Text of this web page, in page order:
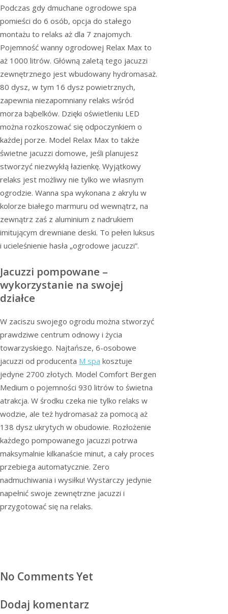
Podczas gdy dmuchane ogrodowe spa
pomieści do 6 osób, opcja do stałego
montażu to relaks aż dla 7 znajomych.
Pojemność wanny ogrodowej Relax Max to
aż 1000 litrów. Główną zaletą tego jacuzzi
zewnętrznego jest wbudowany hydromasaż.
80 dysz, w tym 16 dysz powietrznych,
zapewnia niezapomniany relaks wśród
morza bąbelków. Dzięki oświetleniu LED
można rozkoszować się odpoczynkiem o
każdej porze. Model Relax Max to także
świetne jacuzzi domowe, jeśli planujesz
stworzyć niezwykłą łazienkę. Wyjątkowy
relaks jest możliwy nie tylko we własnym
ogrodzie. Wanna spa wykonana z akrylu w
kolorze białego marmuru od wewnątrz, na
zewnątrz zaś z aluminium z nadrukiem
imitującym drewniane deski. To pełen luksus
i ucieleśnienie hasła „ogrodowe jacuzzi”.
Jacuzzi pompowane –
wykorzystanie na swojej
działce
W zaciszu swojego ogrodu można stworzyć
prawdziwe centrum odnowy i życia
towarzyskiego. Najtańsze, 6-osobowe
jacuzzi od producenta M spa kosztuje
jedyne 2700 złotych. Model Comfort Bergen
Medium o pojemności 930 litrów to świetna
atrakcja. W środku czeka nie tylko relaks w
wodzie, ale też hydromasaż za pomocą aż
138 dysz ukrytych w obudowie. Rozłożenie
każdego pompowanego jacuzzi potrwa
maksymalnie kilkanaście minut, a cały proces
przebiega automatycznie. Zero
nadmuchiwania i wysiłku! Wystarczy jedynie
napełnić swoje zewnętrzne jacuzzi i
przygotować się na relaks.
No Comments Yet
Dodaj komentarz